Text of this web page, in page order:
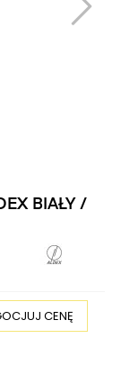
BIAŁY /
CENĘ